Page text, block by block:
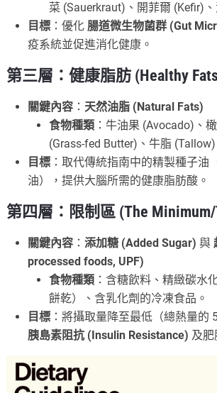
菜 (Sauerkraut)、開菲爾 (Kefir)、
目標 ：優化 腸道微生物菌群 (Gut
疫系統並促進消化健康。
第三層：健康脂肪 (Healthy
關鍵內容 ： 天然油脂 (Natural Fats)
食物種類 ：牛油果 (Avocado)、
(Grass-fed Butter)、牛脂 (Tallow)
目標 ：取代傳統指南中的精製種子油
油），提供大腦所需的健康脂肪酸。
第四層：限制區 (The
關鍵內容 ：添加糖 (Added Sugar) 與
processed foods, UPF)
食物種類 ：含糖飲料、精緻碳水
餅乾）、含乳化劑的冷凍食品。
目標 ：將攝取量降至最低（總熱量的
胰島素阻抗 (Insulin Resistance) 及肥